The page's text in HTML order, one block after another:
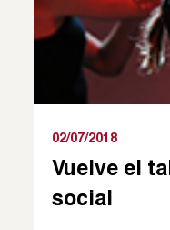
02/07/2018
Vuelve el
social